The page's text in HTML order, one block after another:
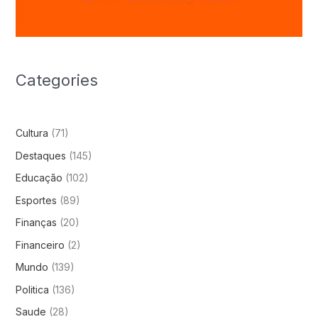
Categories
Cultura (71)
Destaques (145)
Educação (102)
Esportes (89)
Finanças (20)
Financeiro (2)
Mundo (139)
Politica (136)
Saude (28)